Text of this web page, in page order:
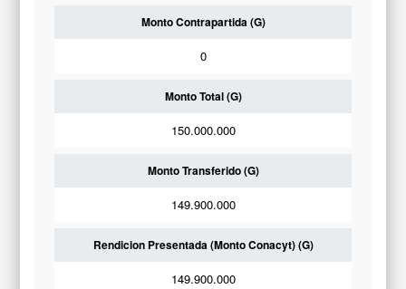
Monto Contrapartida (G)
0
Monto Total (G)
150.000.000
Monto Transferido (G)
149.900.000
Rendicion Presentada (Monto Conacyt) (G)
149.900.000